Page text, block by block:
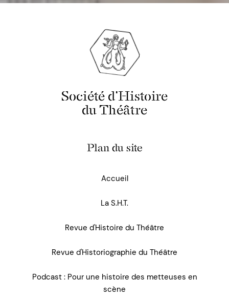
Société d'Histoire
du Théâtre
Plan du site
Accueil
La S.H.T.
Revue d'Histoire du Théâtre
Revue d'Historiographie du Théâtre
Podcast : Pour une histoire des metteuses en
scène